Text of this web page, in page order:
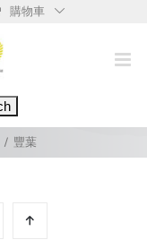
購物車
/ 豐葉